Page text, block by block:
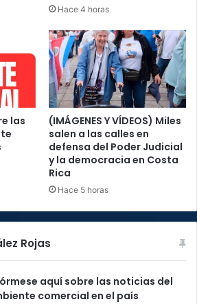
Hace 4 horas
las
(IMÁGENES Y VÍDEOS) Miles
salen a las calles en
defensa del Poder Judicial
y la democracia en Costa
Rica
Hace 5 horas
Rojas
aquí sobre las noticias del
comercial en el país